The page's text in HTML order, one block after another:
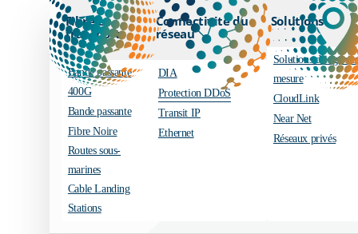
Fibre et
transport
Bande passante
400G
Bande passante
Fibre Noire
Routes sous-
marines
Cable Landing
Stations
Connectivité du
réseau
DIA
Protection DDoS
Transit IP
Ethernet
Solutions
Solutions
mesure
CloudLink
Near Net
Réseaux privés